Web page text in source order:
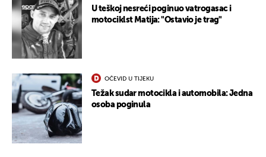
U teškoj nesreći poginuo vatrogasac i
motociklst Matija: "Ostavio je trag"
OČEVID U TIJEKU
Težak sudar motocikla i automobila: Jedna
osoba poginula
UKLJUČITE NOTIFIKACIJE